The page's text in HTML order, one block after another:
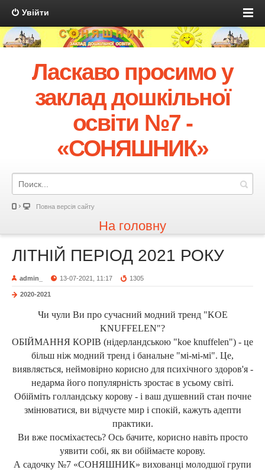
Увійти
Ласкаво просимо у
заклад дошкільної
освіти №7 -
«СОНЯШНИК»
Повна версія сайту
На головну
ЛІТНІЙ ПЕРІОД 2021 РОКУ
admin_ 13-07-2021, 11:17 1305
2020-2021
Чи чули Ви про сучасний модний тренд "KOE
KNUFFELEN"?
ОБІЙМАННЯ КОРІВ (нідерландською "koe knuffelen") - це
більш ніж модний тренд і банальне "мі-мі-мі". Це,
виявляється, неймовірно корисно для психічного здоров'я -
недарма його популярність зростає в усьому світі.
Обійміть голландську корову - і ваш душевний стан почне
змінюватися, ви відчуєте мир і спокій, кажуть адепти
практики.
Ви вже посміхаєтесь? Ось бачите, корисно навіть просто
уявити собі, як ви обіймаєте корову.
А садочку №7 «СОНЯШНИК» вихованці молодшої групи